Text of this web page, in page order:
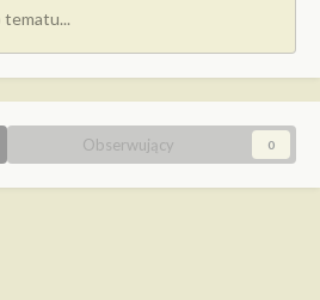
tematu...
Obserwujący 0